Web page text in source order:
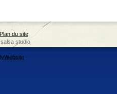
Plan du site
studio